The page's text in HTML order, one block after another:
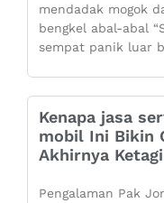
mendadak mogok
bengkel abal-abal
sempat panik luar
Kenapa jasa
mobil Ini Bikin
Akhirnya
Pengalaman Pak